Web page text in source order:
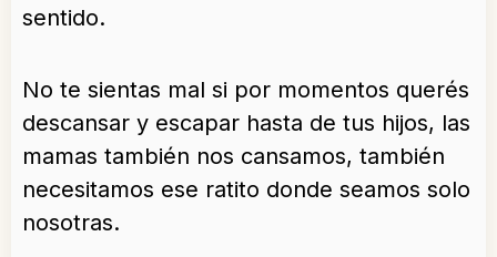
sentido.
No te sientas mal si por momentos querés
descansar y escapar hasta de tus hijos, las
mamas también nos cansamos, también
necesitamos ese ratito donde seamos solo
nosotras.